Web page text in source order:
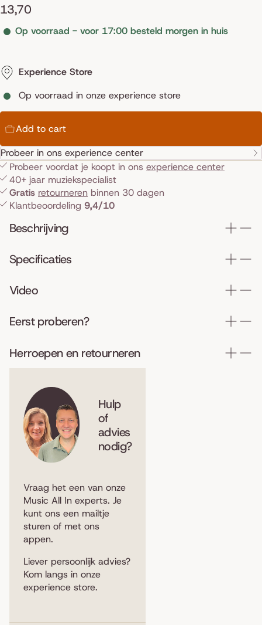
13,70
Op voorraad - voor 17:00 besteld morgen in huis
Experience Store
Op voorraad in onze experience store
Add to cart
Probeer in ons experience center
Probeer voordat je koopt in ons experience center
40+ jaar muziekspecialist
Gratis retourneren binnen 30 dagen
Klantbeoordeling 9,4/10
Beschrijving
Specificaties
Video
Eerst proberen?
Herroepen en retourneren
Hulp
of
advies
nodig?
Vraag het een van onze
Music All In experts. Je
kunt ons een mailtje
sturen of met ons
appen.
Liever persoonlijk advies?
Kom langs in onze
experience store.